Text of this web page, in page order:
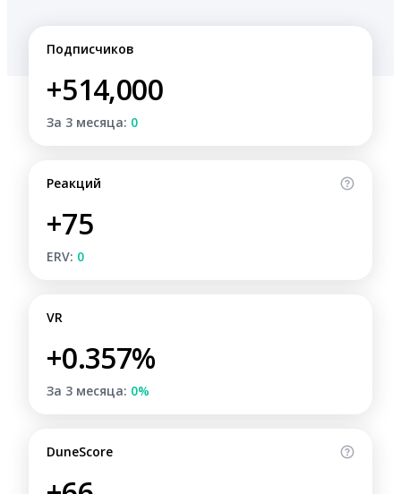
Подписчиков
+514,000
За 3 месяца: 0
Реакций
+75
ERV: 0
VR
+0.357%
За 3 месяца: 0%
DuneScore